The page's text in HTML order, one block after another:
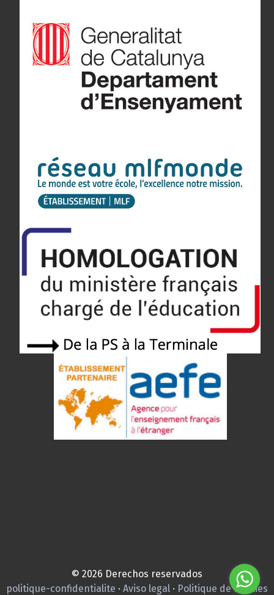
© 2026 Derechos reservados
politique-confidentialite · Aviso legal · Politique de cookies